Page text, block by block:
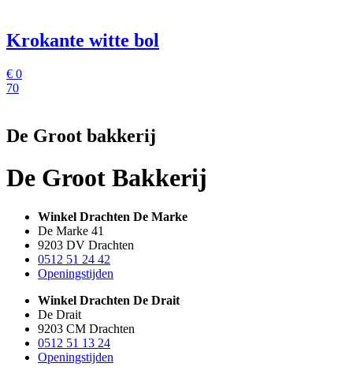
Krokante witte bol
€ 0
70
De Groot bakkerij
De Groot Bakkerij
Winkel Drachten De Marke
De Marke 41
9203 DV Drachten
0512 51 24 42
Openingstijden
Winkel Drachten De Drait
De Drait
9203 CM Drachten
0512 51 13 24
Openingstijden